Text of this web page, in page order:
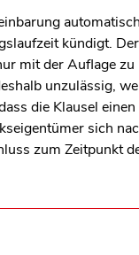
kündigt. Der
mit der Auflage zu
unzulässig,
die Klausel einen
sich
zum Zeitpunkt